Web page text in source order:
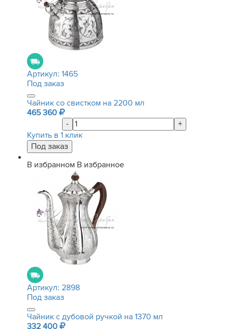
Артикул: 1465
Под заказ
Чайник со свистком на 2200 мл
465 360
-
+
Купить в 1 клик
В избранном В избранное
Артикул: 2898
Под заказ
Чайник с дубовой ручкой на 1370 мл
332 400